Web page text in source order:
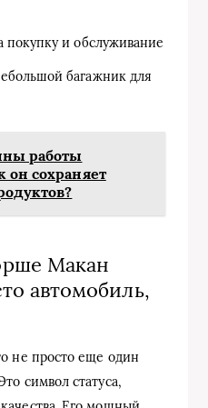
покупку и обслуживание
багажник для
работы
он сохраняет
Макан
автомобиль,
не просто еще один
символ статуса,